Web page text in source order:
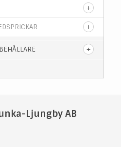
Ljungby AB